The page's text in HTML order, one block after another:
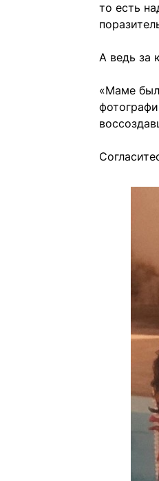
то есть
А ведь за
«Маме